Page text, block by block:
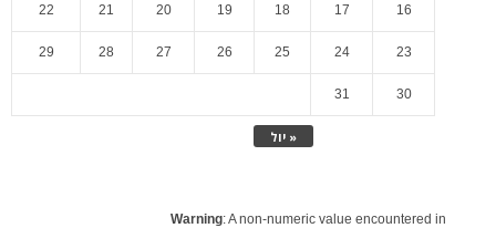
« יול
16
17
18
19
20
21
22
23
24
25
26
27
28
29
30
31
Warning: A non-numeric value encountered in